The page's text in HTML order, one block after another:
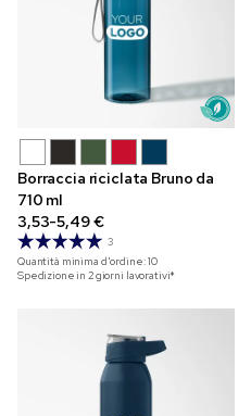
Borraccia riciclata Bruno da
710 ml
3,53-5,49 €
3
Quantità minima d'ordine:10
Spedizione in 2 giorni lavorativi*